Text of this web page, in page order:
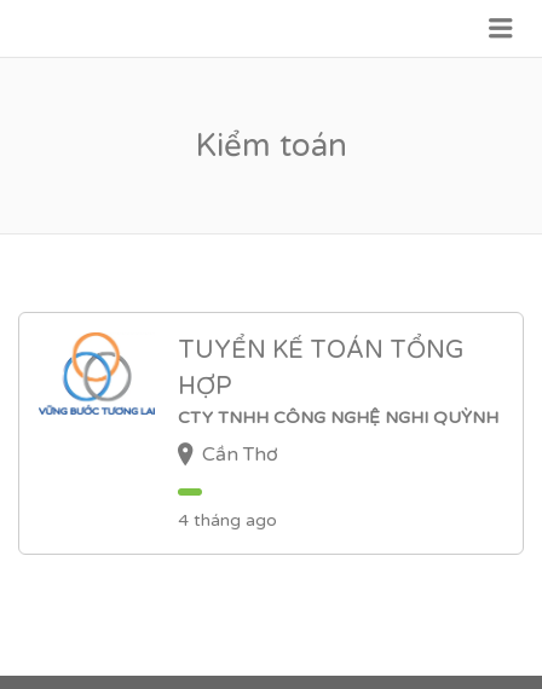
Kiểm toán
TUYỂN KẾ TOÁN TỔNG
HỢP
CTY TNHH CÔNG NGHỆ NGHI QUỲNH
Cần Thơ
4 tháng ago